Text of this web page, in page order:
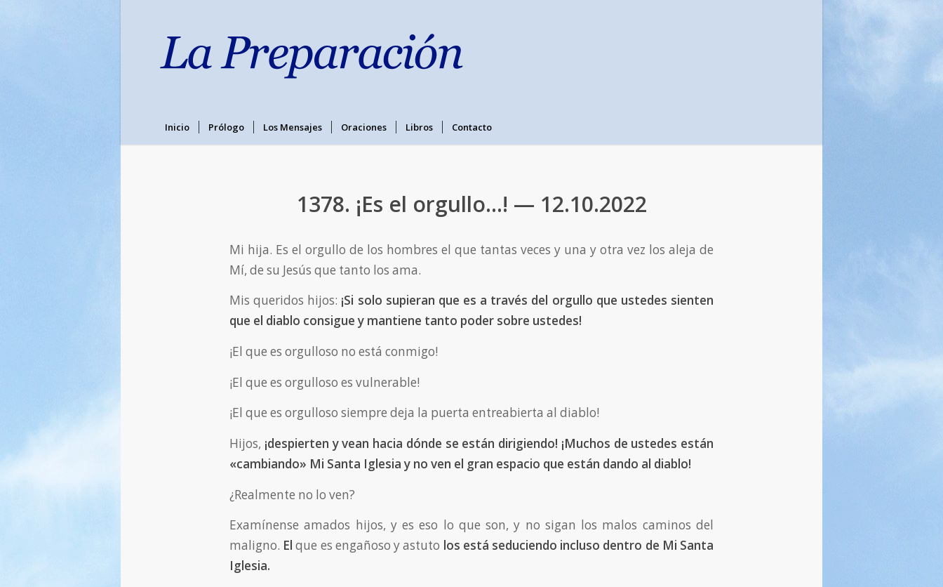
Inicio Prólogo Los Mensajes Oraciones Libros Contacto
1378. ¡Es el orgullo…! — 12.10.2022
Mi hija. Es el orgullo de los hombres el que tantas veces y una y otra vez los aleja de
Mí, de su Jesús que tanto los ama.
Mis queridos hijos: ¡Si solo supieran que es a través del orgullo que ustedes sienten
que el diablo consigue y mantiene tanto poder sobre ustedes!
¡El que es orgulloso no está conmigo!
¡El que es orgulloso es vulnerable!
¡El que es orgulloso siempre deja la puerta entreabierta al diablo!
Hijos, ¡despierten y vean hacia dónde se están dirigiendo! ¡Muchos de ustedes están
«cambiando» Mi Santa Iglesia y no ven el gran espacio que están dando al diablo!
¿Realmente no lo ven?
Examínense amados hijos, y es eso lo que son, y no sigan los malos caminos del
maligno. El que es engañoso y astuto los está seduciendo incluso dentro de Mi Santa
Iglesia.